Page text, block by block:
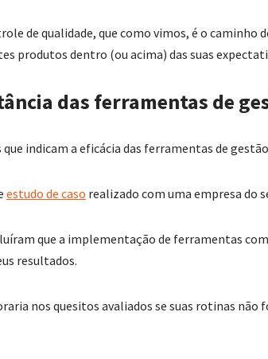
de qualidade, que como vimos, é o caminho
produtos dentro (ou acima) das suas
das ferramentas de
indicam a eficácia das ferramentas de
estudo de caso realizado com uma empresa do
que a implementação de ferramentas
resultados.
nos quesitos avaliados se suas rotinas não